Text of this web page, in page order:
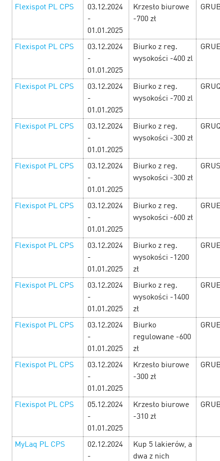
New Year’s fireworks of the offers!
27
From the 1st till the 31st of December there is a New Year
Festival of accomplishment of wishes at CityAds! There will
be CPAi offers, promo codes and the New Year promotions!
Don’t wait for t…
Black Friday at Cityads! — Days of
tremendous profit!26 November’24
There would be so many offers with the commission
increase and promo codes from the 1st to 30th November,
that it would be hard to choose! But you would make it.
Study the Black Friday offers…
Flexispot PL CPS
03.12.2024
-
01.01.2025
Krzesło biurowe
-700 zł
Flexispot PL CPS
03.12.2024
-
01.01.2025
Biurko z reg.
wysokości -400 zl
Flexispot PL CPS
03.12.2024
-
01.01.2025
Biurko z reg.
wysokości -700 zl
Flexispot PL CPS
03.12.2024
-
01.01.2025
Biurko z reg.
wysokości -300 zł
Flexispot PL CPS
03.12.2024
-
01.01.2025
Biurko z reg.
wysokości -300 zł
Flexispot PL CPS
03.12.2024
-
01.01.2025
Biurko z reg.
wysokości -600 zł
Flexispot PL CPS
03.12.2024
-
01.01.2025
Biurko z reg.
wysokości -1200
zł
Flexispot PL CPS
03.12.2024
-
01.01.2025
Biurko z reg.
wysokości -1400
zł
Flexispot PL CPS
03.12.2024
-
01.01.2025
Biurko
regulowane -600
zł
Flexispot PL CPS
03.12.2024
-
01.01.2025
Krzesło biurowe
-300 zł
Flexispot PL CPS
05.12.2024
-
01.01.2025
Krzesło biurowe
-310 zł
MyLaq PL CPS
02.12.2024
-
Kup 5 lakierów, a
dwa z nich